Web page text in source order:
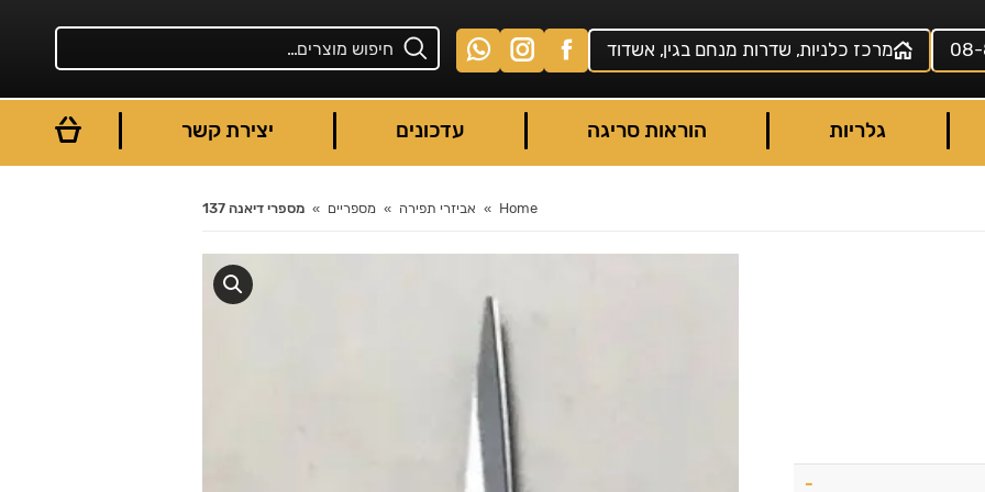
מרכז כלניות, שדרות מנחם בגין, אשדוד
גלריות הוראות סריגה עדכונים יצירת קשר
You are here: Home אביזרי תפירה מספריים מספרי דיאנה 137